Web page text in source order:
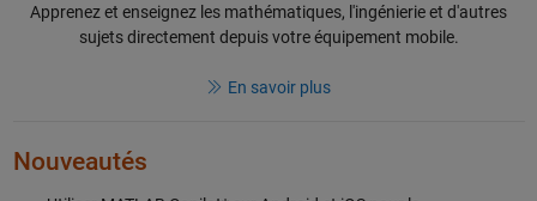
Apprenez et enseignez les mathématiques, l'ingénierie et d'autres
sujets directement depuis votre équipement mobile.
En savoir plus
Nouveautés